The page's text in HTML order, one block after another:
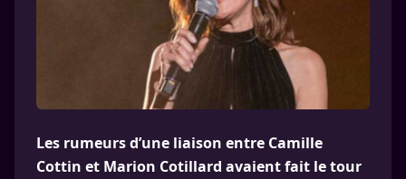
Les rumeurs d’une liaison entre Camille
Cottin et Marion Cotillard avaient fait le tour